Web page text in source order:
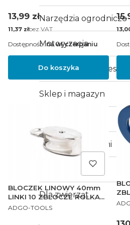
Narzędzia ogrodnicze
Motoryzacja
Kompresory i akcesoria
Sklep i magazyn
Flagi z uchwytami
Dla zwierząt
Cena
13,99 zł
Cena
11,37 złbez VAT
Do koszyka
Dostępność: na wyczerpaniu
Cena
BLOCZEK LINOWY 40mm
LINKI 10 ZBLOCZE ROLKA
TEFLON
PRODUCENT
ADGO-TOOLS
10